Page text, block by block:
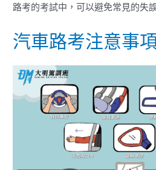
路考的考試中，可以避免常見的失
汽車路考注意事